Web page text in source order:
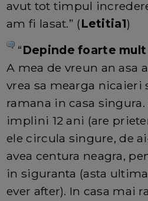
avut tot timpul
am fi lasat.” (Letitia1)
“Depinde foarte
A mea de vreun an asa
vrea sa mearga nicaieri
ramana in casa singura.
implini 12 ani (are
ele circula singure, de
avea centura neagra,
in siguranta (asta
ever after). In casa mai